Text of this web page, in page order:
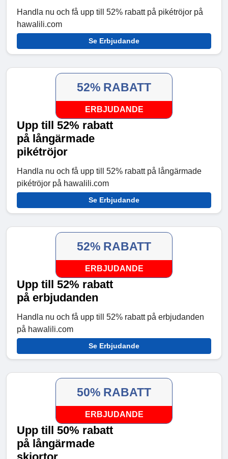
Handla nu och få upp till 52% rabatt på pikétröjor på
hawalili.com
Se Erbjudande
52% RABATT
ERBJUDANDE
Upp till 52% rabatt
på långärmade
pikétröjor
Handla nu och få upp till 52% rabatt på långärmade
pikétröjor på hawalili.com
Se Erbjudande
52% RABATT
ERBJUDANDE
Upp till 52% rabatt
på erbjudanden
Handla nu och få upp till 52% rabatt på erbjudanden
på hawalili.com
Se Erbjudande
50% RABATT
ERBJUDANDE
Upp till 50% rabatt
på långärmade